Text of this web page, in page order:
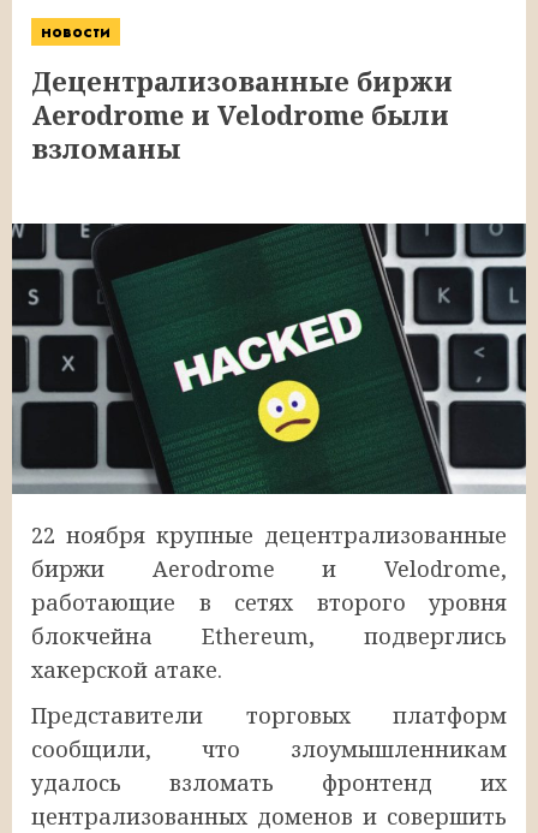
новости
Децентрализованные биржи
Aerodrome и Velodrome были
взломаны
22 ноября крупные децентрализованные
биржи Aerodrome и Velodrome,
работающие в сетях второго уровня
блокчейна Ethereum, подверглись
хакерской атаке.
Представители торговых платформ
сообщили, что злоумышленникам
удалось взломать фронтенд их
централизованных доменов и совершить